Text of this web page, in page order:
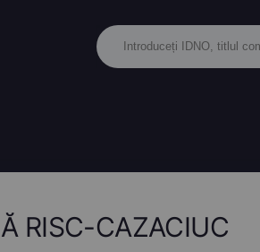
RISC-CAZACIUC